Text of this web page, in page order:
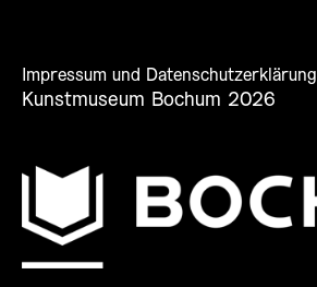
Impressum und Datenschutzerklärung
Kunstmuseum Bochum 2026